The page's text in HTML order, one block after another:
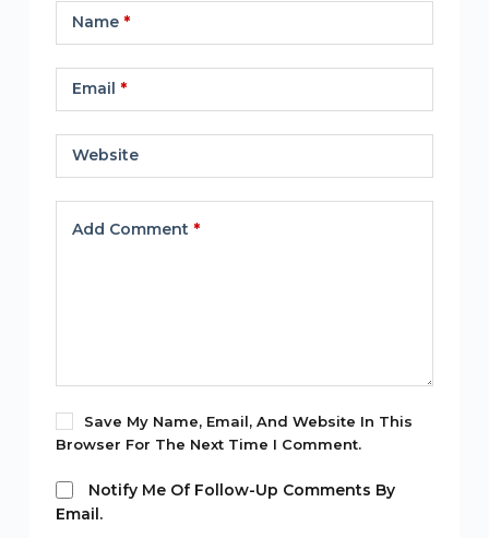
Name*
Email *
Website
Add Comment *
Save My Name, Email, And Website In This
Browser For The Next Time I Comment.
Notify Me Of Follow-Up Comments By
Email.